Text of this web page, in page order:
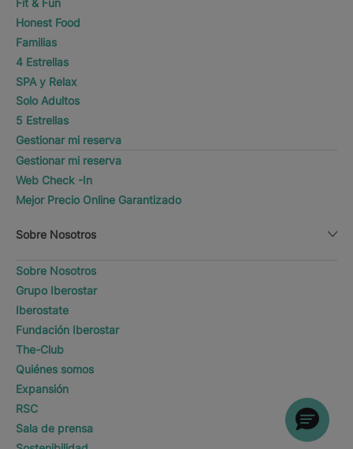
Honest Food
Familias
4 Estrellas
SPA y Relax
Solo Adultos
5 Estrellas
Gestionar mi reserva
Gestionar mi reserva
Web Check -In
Mejor Precio Online Garantizado
Sobre Nosotros
Sobre Nosotros
Grupo Iberostar
Iberostate
Fundación Iberostar
The-Club
Quiénes somos
Expansión
RSC
Sala de prensa